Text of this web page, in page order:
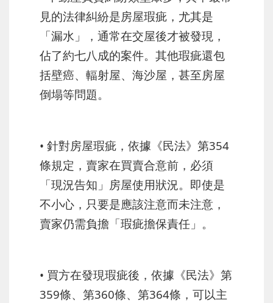
見的法律糾紛是房屋瑕疵，尤其是
「漏水」，通常在交屋後才被發現，
佔了約七八成的案件。其他瑕疵還包
括壁癌、輻射屋、海沙屋，甚至房屋
倒塌等問題。
• 針對房屋瑕疵，依據《民法》第354
條規定，賣家在買賣合意前，必須
「現況告知」房屋使用狀況。即使是
不小心，只要是應該注意而未注意，
賣家仍需負擔「瑕疵擔保責任」。
• 買方在發現瑕疵後，依據《民法》第
359條、第360條、第364條，可以主